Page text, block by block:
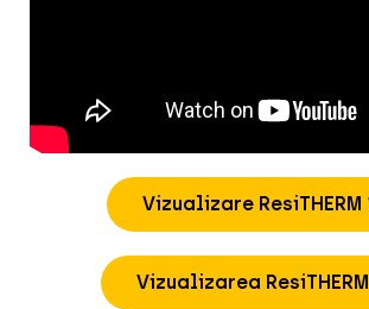
Vizualizare ResiTHERM
Vizualizarea